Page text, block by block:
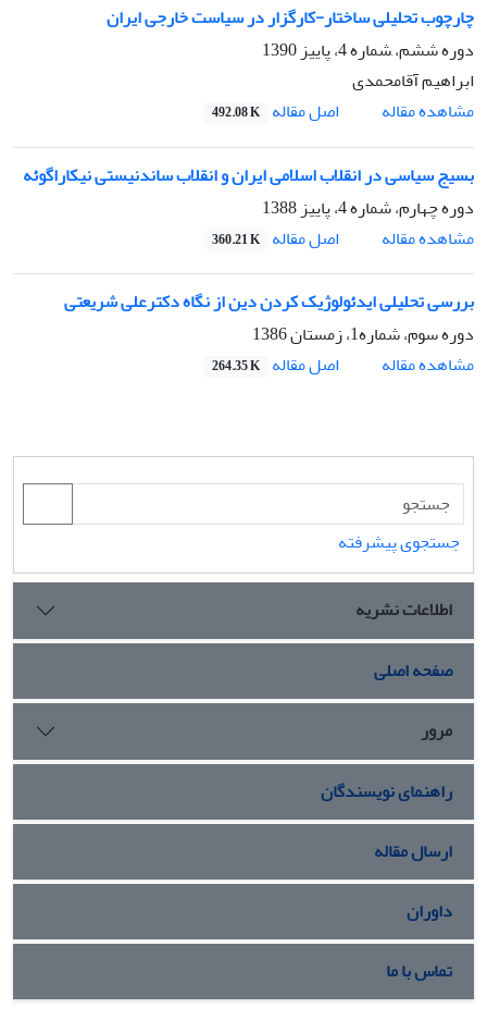
چارچوب تحلیلی ساختار-کارگزار در سیاست خارجی ایران
دوره ششم، َشماره 4، پاییز 1390
ابراهیم آقامحمدی
مشاهده مقاله
اصل مقاله 492.08 K
بسیج سیاسی در انقلاب اسلامی ایران و انقلاب ساندنیستی نیکاراگوئه
دوره چهارم، شماره 4، پاییز 1388
مشاهده مقاله
اصل مقاله 360.21 K
بررسی تحلیلی ایدئولوژیک کردن دین از نگاه دکترعلی شریعتی
دوره سوم، شماره1، زمستان 1386
مشاهده مقاله
اصل مقاله 264.35 K
جستجوی پیشرفته
اطلاعات نشریه
صفحه اصلی
مرور
راهنمای نویسندگان
ارسال مقاله
داوران
تماس با ما